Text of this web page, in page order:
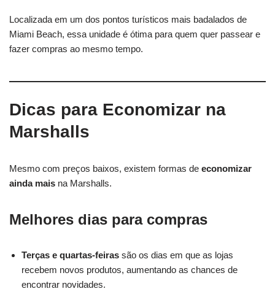
Localizada em um dos pontos turísticos mais badalados de
Miami Beach, essa unidade é ótima para quem quer passear e
fazer compras ao mesmo tempo.
Dicas para Economizar na
Marshalls
Mesmo com preços baixos, existem formas de economizar
ainda mais na Marshalls.
Melhores dias para compras
Terças e quartas-feiras são os dias em que as lojas
recebem novos produtos, aumentando as chances de
encontrar novidades.